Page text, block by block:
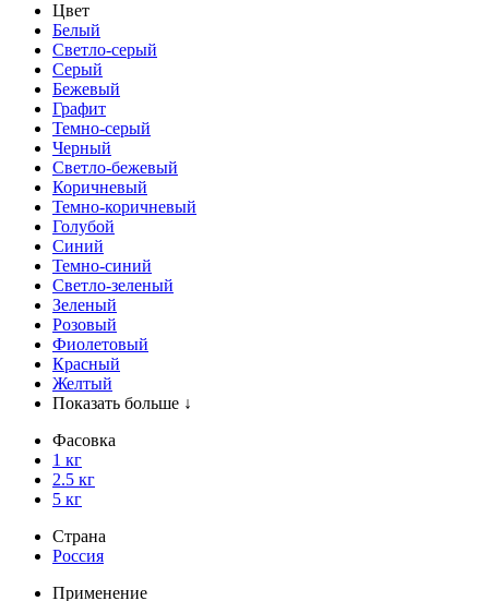
Цвет
Белый
Светло-серый
Серый
Бежевый
Графит
Темно-серый
Черный
Светло-бежевый
Коричневый
Темно-коричневый
Голубой
Синий
Темно-синий
Светло-зеленый
Зеленый
Розовый
Фиолетовый
Красный
Желтый
Показать больше ↓
Фасовка
1 кг
2.5 кг
5 кг
Страна
Россия
Применение